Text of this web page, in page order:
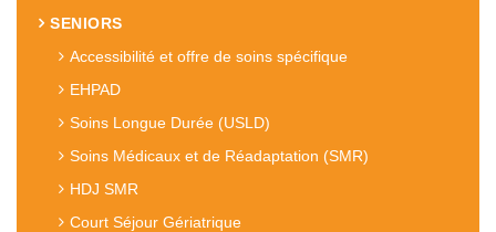
SENIORS
Accessibilité et offre de soins spécifique
EHPAD
Soins Longue Durée (USLD)
Soins Médicaux et de Réadaptation (SMR)
HDJ SMR
Court Séjour Gériatrique